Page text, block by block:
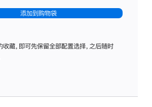
-
标
璃
添加到购物袋
藏，即可先保留全部配置选择，之后随时